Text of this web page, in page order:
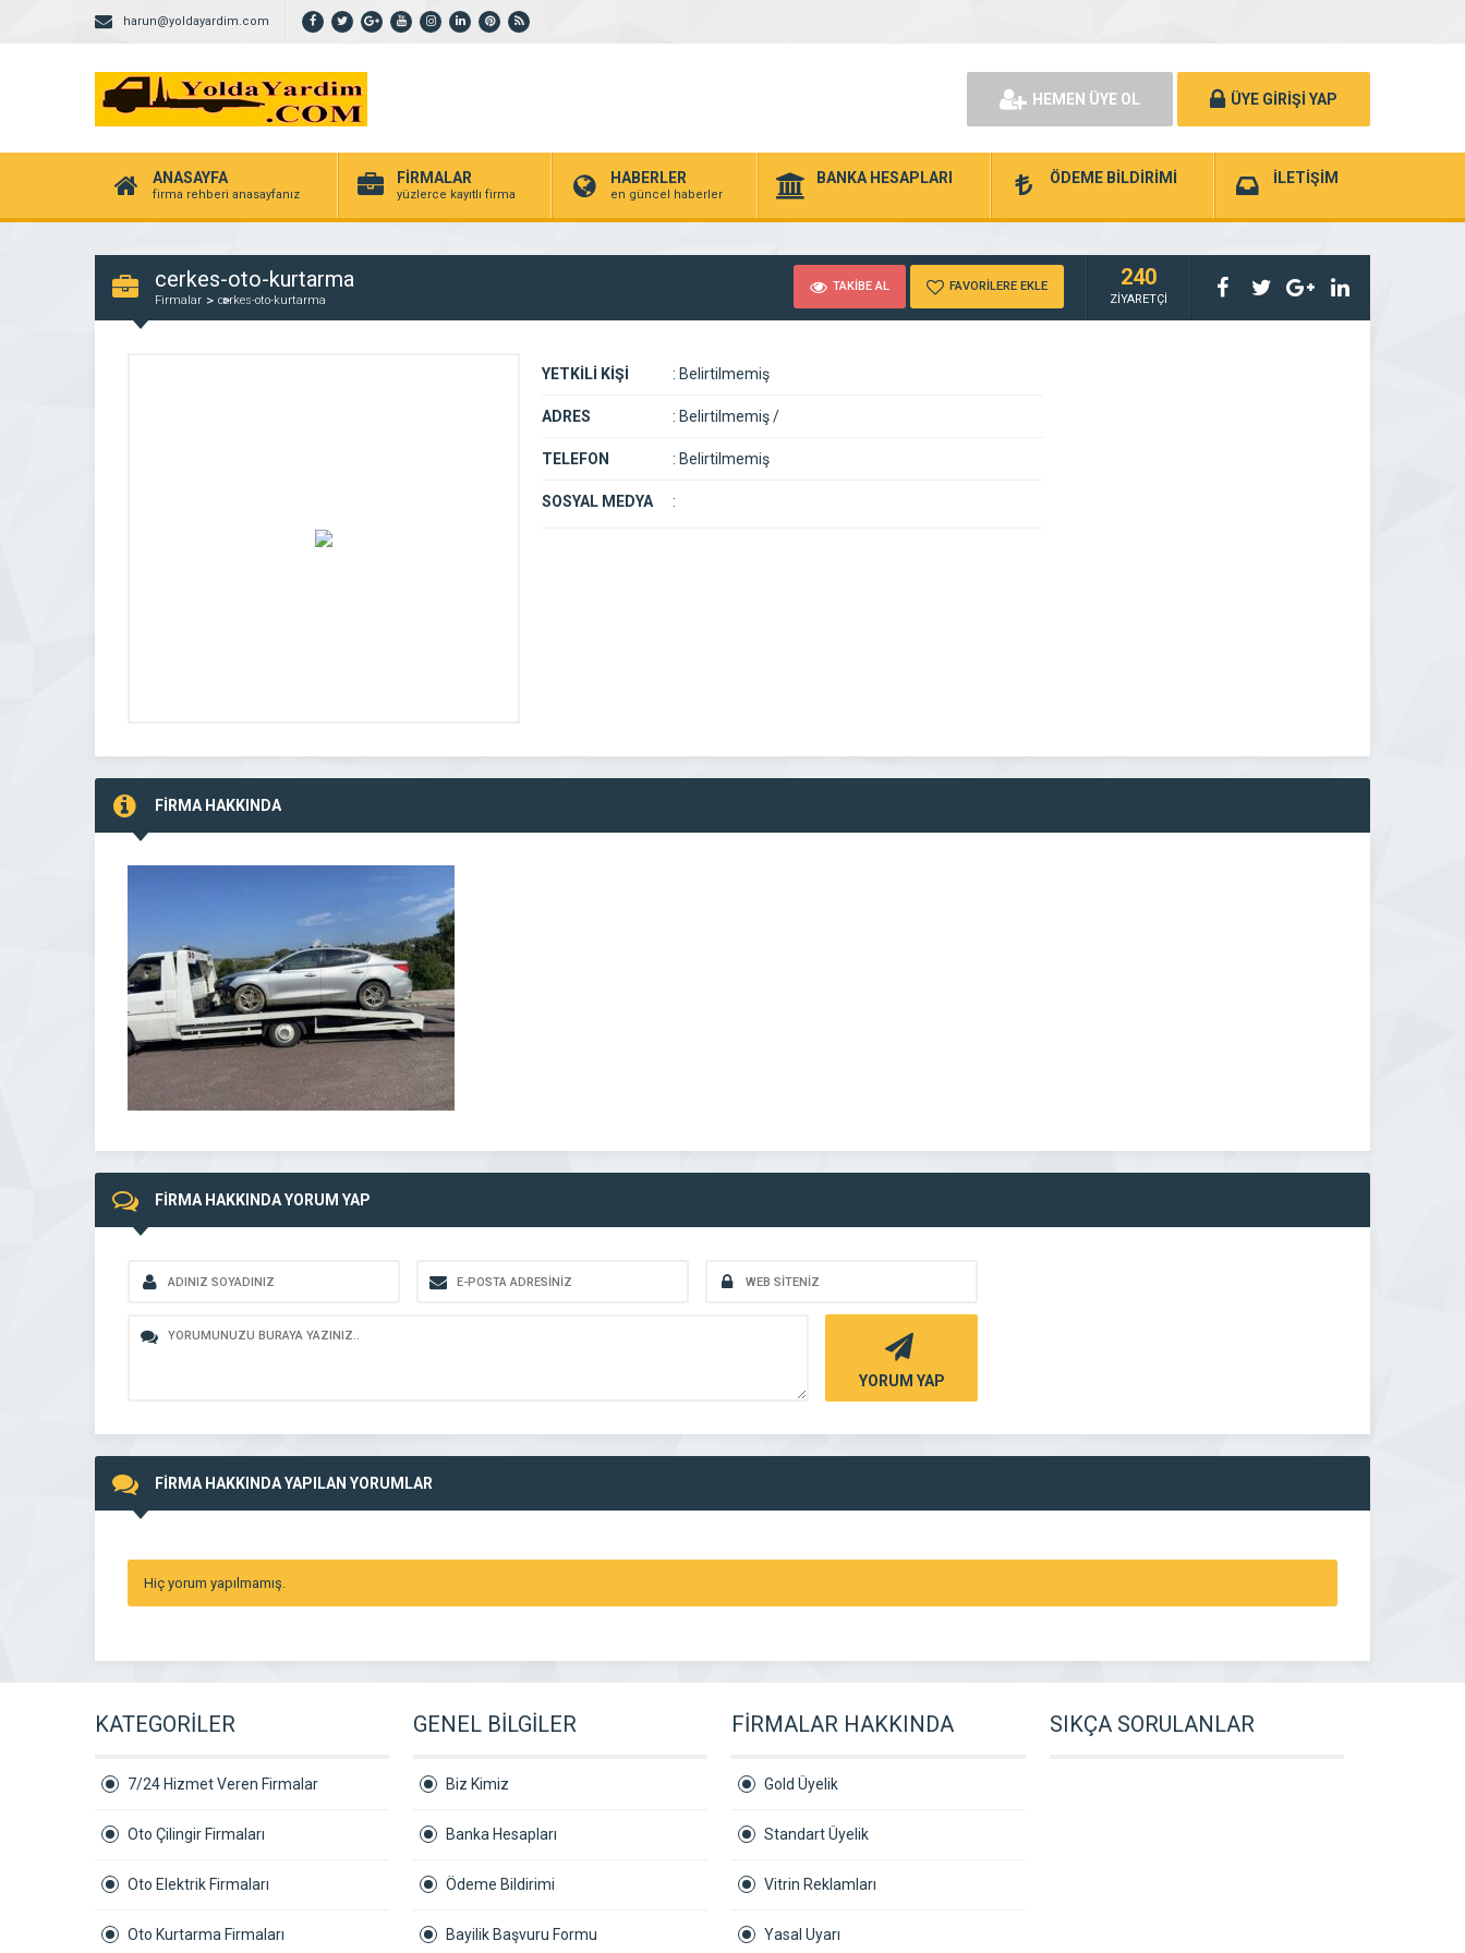
harun@yoldayardim.com
HEMEN ÜYE OL ÜYE GİRİŞİ YAP
ANASAYFA
firma rehberi anasayfanız
FİRMALAR
yüzlerce kayıtlı firma
HABERLER
en güncel haberler
BANKA HESAPLARI ÖDEME BİLDİRİMİ İLETİŞİM
cerkes-oto-kurtarma
Firmalar cerkes-oto-kurtarma
TAKİBE AL FAVORİLERE EKLE 240
ZİYARETÇİ
YETKİLİ KİŞİ : Belirtilmemiş
ADRES : Belirtilmemiş /
TELEFON : Belirtilmemiş
SOSYAL MEDYA :
FİRMA HAKKINDA
FİRMA HAKKINDA YORUM YAP
YORUM YAP
FİRMA HAKKINDA YAPILAN YORUMLAR
Hiç yorum yapılmamış.
KATEGORİLER
7/24 Hizmet Veren Firmalar
Oto Çilingir Firmaları
Oto Elektrik Firmaları
Oto Kurtarma Firmaları
GENEL BİLGİLER
Biz Kimiz
Banka Hesapları
Ödeme Bildirimi
Bayilik Başvuru Formu
FİRMALAR HAKKINDA
Gold Üyelik
Standart Üyelik
Vitrin Reklamları
Yasal Uyarı
SIKÇA SORULANLAR